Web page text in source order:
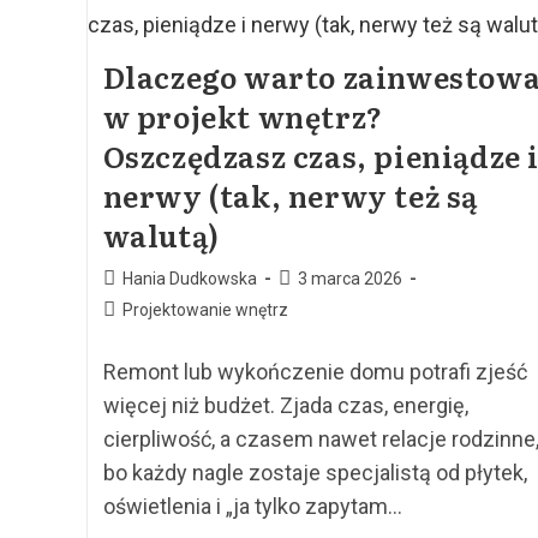
Dlaczego warto
w projekt wnętrz?
Oszczędzasz czas, pieniądze i
nerwy (tak, nerwy też są
walutą)
Hania Dudkowska
3 marca 2026
Projektowanie wnętrz
Remont lub wykończenie domu potrafi zjeść
więcej niż budżet. Zjada czas, energię,
cierpliwość, a czasem nawet relacje rodzinne,
bo każdy nagle zostaje specjalistą od płytek,
oświetlenia i „ja tylko zapytam…